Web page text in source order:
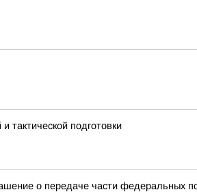
тактической подготовки
о передаче части